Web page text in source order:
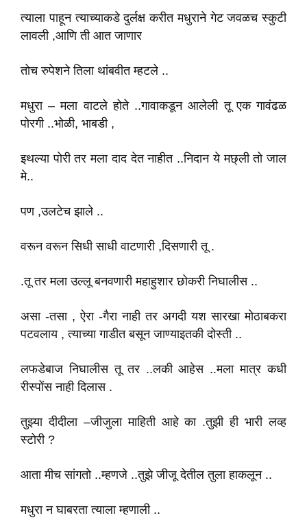
त्याला पाहून त्याच्याकडे दुर्लक्ष करीत मधुराने गेट जवळच स्कुटी
लावली ,आणि ती आत जाणार
तोच रुपेशने तिला थांबवीत म्हटले ..
मधुरा – मला वाटले होते ..गावाकडून आलेली तू एक गावंढळ
पोरगी ..भोळी, भाबडी ,
इथल्या पोरी तर मला दाद देत नाहीत ..निदान ये मछ्ली तो जाल
मे..
पण ,उलटेच झाले ..
वरून वरून सिधी साधी वाटणारी ,दिसणारी तू .
.तू तर मला उल्लू बनवणारी महाहुशार छोकरी निघालीस ..
असा -तसा , ऐरा -गैरा नाही तर अगदी यश सारखा मोठाबकरा
पटवलाय , त्याच्या गाडीत बसून जाण्याइतकी दोस्ती ..
लफडेबाज निघालीस तू तर ..लकी आहेस ..मला मात्र कधी
रीस्पोंस नाही दिलास .
तुझ्या दीदीला –जीजुला माहिती आहे का .तुझी ही भारी लव्ह
स्टोरी ?
आता मीच सांगतो ..म्हणजे ..तुझे जीजू देतील तुला हाकलून ..
मधुरा न घाबरता त्याला म्हणाली ..